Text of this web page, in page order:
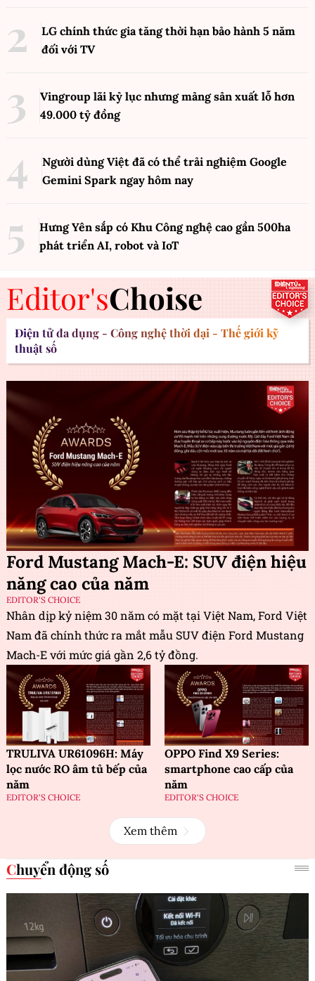
LG chính thức gia tăng thời hạn bảo hành 5 năm
đối với TV
Vingroup lãi kỷ lục nhưng mảng sản xuất lỗ hơn
49.000 tỷ đồng
Người dùng Việt đã có thể trải nghiệm Google
Gemini Spark ngay hôm nay
Hưng Yên sắp có Khu Công nghệ cao gần 500ha
phát triển AI, robot và IoT
Editor'sChoise
Điện tử đa dụng - Công nghệ thời đại - Thế giới kỹ
thuật số
Ford Mustang Mach-E: SUV điện hiệu
năng cao của năm
EDITOR'S CHOICE
Nhân dịp kỷ niệm 30 năm có mặt tại Việt Nam, Ford Việt
Nam đã chính thức ra mắt mẫu SUV điện Ford Mustang
Mach-E với mức giá gần 2,6 tỷ đồng.
TRULIVA UR61096H: Máy
lọc nước RO âm tủ bếp của
năm
EDITOR'S CHOICE
OPPO Find X9 Series:
smartphone cao cấp của
năm
EDITOR'S CHOICE
Xem thêm
Chuyển động số